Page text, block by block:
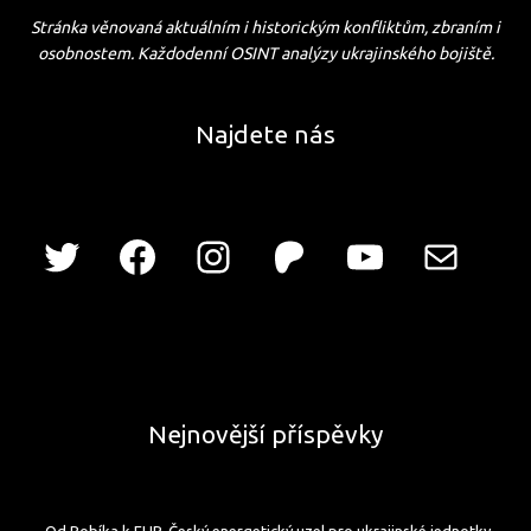
Stránka věnovaná aktuálním i historickým konfliktům, zbraním i
osobnostem. Každodenní OSINT analýzy ukrajinského bojiště.
Najdete nás
Nejnovější příspěvky